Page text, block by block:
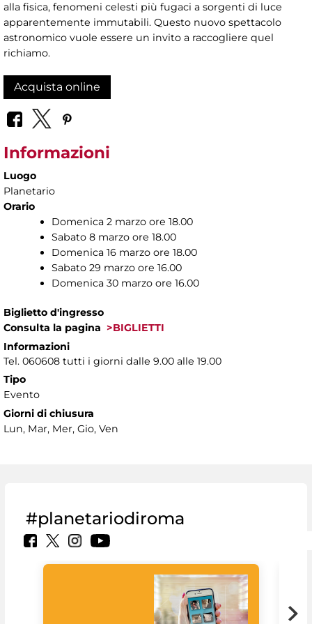
alla fisica, fenomeni celesti più fugaci a sorgenti di luce
apparentemente immutabili. Questo nuovo spettacolo
astronomico vuole essere un invito a raccogliere quel
richiamo.
Acquista online
Informazioni
Luogo
Planetario
Orario
Domenica 2 marzo ore 18.00
Sabato 8 marzo ore 18.00
Domenica 16 marzo ore 18.00
Sabato 29 marzo ore 16.00
Domenica 30 marzo ore 16.00
Biglietto d'ingresso
Consulta la pagina >BIGLIETTI
Informazioni
Tel. 060608 tutti i giorni dalle 9.00 alle 19.00
Tipo
Evento
Giorni di chiusura
Lun, Mar, Mer, Gio, Ven
#planetariodiroma